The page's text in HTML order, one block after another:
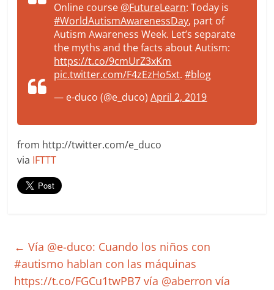
Online course @FutureLearn: Today is
#WorldAutismAwarenessDay, part of
Autism Awareness Week. Let’s separate
the myths and the facts about Autism:
https://t.co/9cmUrZ3xKm
pic.twitter.com/F4zEzHo5xt.#blog
— e-duco (@e_duco)April 2, 2019
from http://twitter.com/e_duco
via IFTTT
← Vía @e-duco: Cuando los niños con
#autismo hablan con las máquinas
https://t.co/FGCu1twPB7 vía @aberron vía